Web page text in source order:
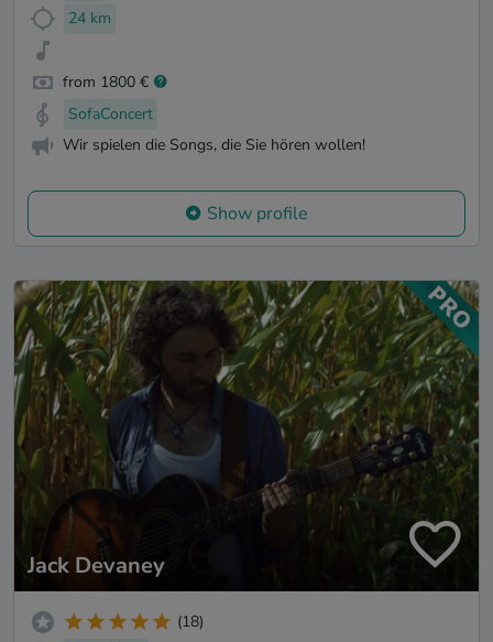
24 km
from 1800 €
SofaConcert
Wir spielen die Songs, die Sie hören wollen!
Show profile
Jack Devaney
(18)